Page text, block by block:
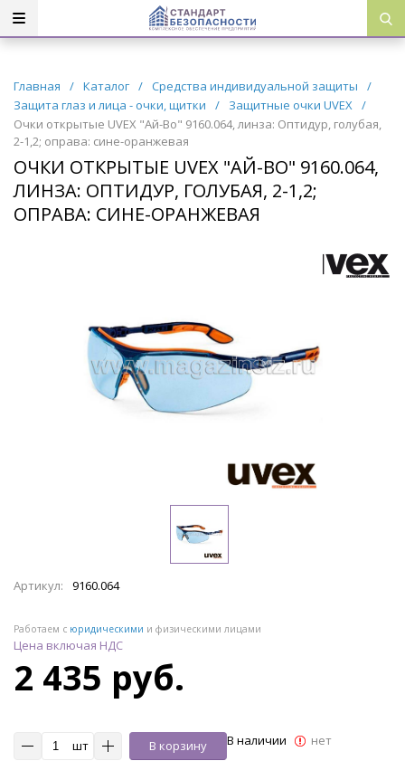
Главная / Каталог / Средства индивидуальной защиты
/
Защита глаз и лица - очки, щитки
/ Защитные очки UVEX /
Очки открытые UVЕX "Ай-Во" 9160.064, линза: Оптидур, голубая,
2-1,2; оправа: сине-оранжевая
ОЧКИ ОТКРЫТЫЕ UVЕX "АЙ-ВО" 9160.064,
ЛИНЗА: ОПТИДУР, ГОЛУБАЯ, 2-1,2;
ОПРАВА: СИНЕ-ОРАНЖЕВАЯ
Артикул: 9160.064
Работаем с юридическими и физическими лицами
Цена включая НДС
2 435 руб.
шт В корзину В наличии нет